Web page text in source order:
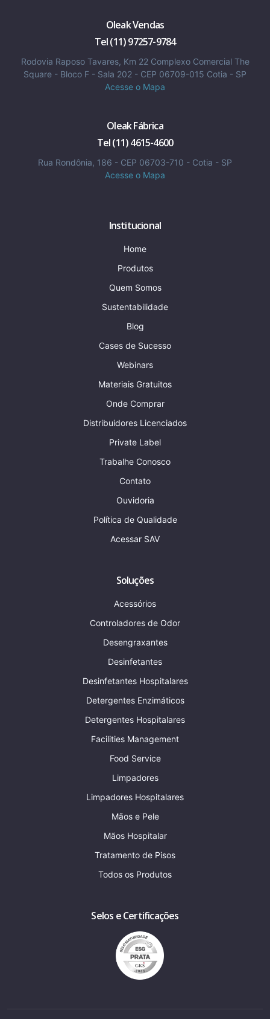
Oleak Vendas
Tel (11) 97257-9784
Rodovia Raposo Tavares, Km 22 Complexo Comercial The
Square - Bloco F - Sala 202 - CEP 06709-015 Cotia - SP
Acesse o Mapa
Oleak Fábrica
Tel (11) 4615-4600
Rua Rondônia, 186 - CEP 06703-710 - Cotia - SP
Acesse o Mapa
Institucional
Home
Produtos
Quem Somos
Sustentabilidade
Blog
Cases de Sucesso
Webinars
Materiais Gratuitos
Onde Comprar
Distribuidores Licenciados
Private Label
Trabalhe Conosco
Contato
Ouvidoria
Política de Qualidade
Acessar SAV
Soluções
Acessórios
Controladores de Odor
Desengraxantes
Desinfetantes
Desinfetantes Hospitalares
Detergentes Enzimáticos
Detergentes Hospitalares
Facilities Management
Food Service
Limpadores
Limpadores Hospitalares
Mãos e Pele
Mãos Hospitalar
Tratamento de Pisos
Todos os Produtos
Selos e Certificações